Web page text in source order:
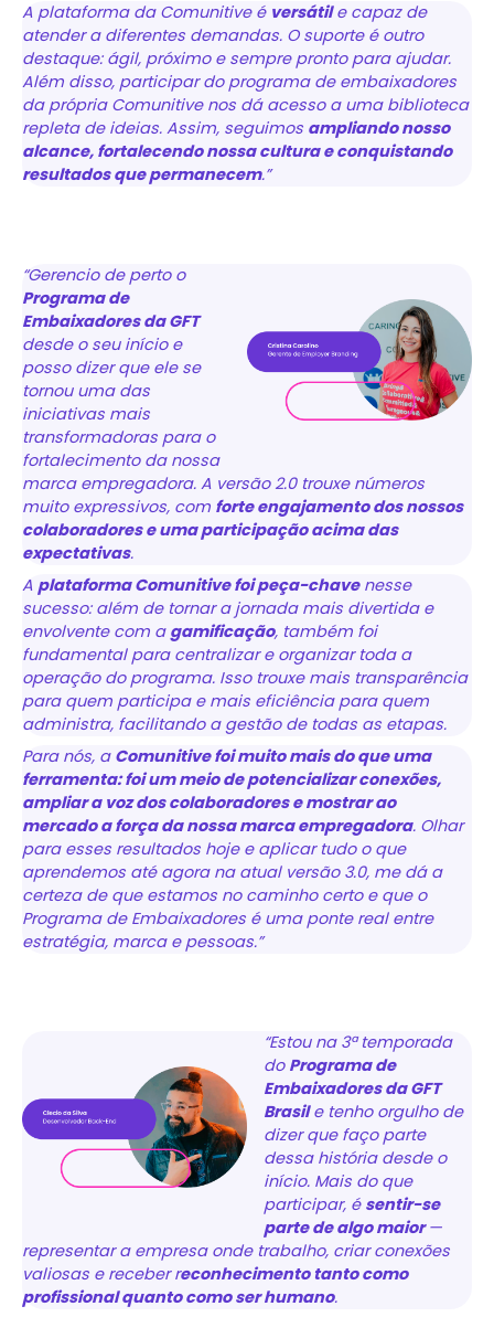
A plataforma da Comunitive é versátile capaz de
atender a diferentes demandas. O suporte é outro
destaque: ágil, próximo e sempre pronto para ajudar.
Além disso, participar do programa de embaixadores
da própria Comunitive nos dá acesso a uma biblioteca
repleta de ideias. Assim, seguimos ampliando nosso
alcance, fortalecendo nossa cultura e conquistando
resultados que permanecem.”
“Gerencio de perto o
Programa de
Embaixadores da GFT
desde o seu início e
posso dizer que ele se
tornou uma das
iniciativas mais
transformadoras para o
fortalecimento da nossa
marca empregadora. A versão 2.0 trouxe números
muito expressivos, com forte engajamento dos nossos
colaboradores e uma participação acima das
expectativas.
A plataforma Comunitive foi peça-chavenesse
sucesso: além de tornar a jornada mais divertida e
envolvente com a gamificação, também foi
fundamental para centralizar e organizar toda a
operação do programa. Isso trouxe mais transparência
para quem participa e mais eficiência para quem
administra, facilitando a gestão de todas as etapas.
Para nós, a Comunitive foi muito mais do que uma
ferramenta: foi um meio de potencializar conexões,
ampliar a voz dos colaboradores e mostrar ao
mercado a força da nossa marca empregadora. Olhar
para esses resultados hoje e aplicar tudo o que
aprendemos até agora na atual versão 3.0, me dá a
certeza de que estamos no caminho certo e que o
Programa de Embaixadores é uma ponte real entre
estratégia, marca e pessoas.”
“Estou na 3ª temporada
do Programa de
Embaixadores da GFT
Brasile tenho orgulho de
dizer que faço parte
dessa história desde o
início. Mais do que
participar, é sentir-se
parte de algo maior—
representar a empresa onde trabalho, criar conexões
valiosas e receber reconhecimento tanto como
profissional quanto como ser humano.